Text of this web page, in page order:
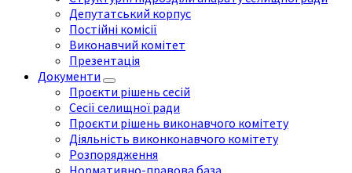
Депутатський корпус
Постійні комісії
Виконавчий комітет
Презентація
Документи
Проєкти рішень сесій
Сесії селищної ради
Проєкти рішень виконавчого комітету
Діяльність виконконавчого комітету
Розпорядження
Нормативно-правова база